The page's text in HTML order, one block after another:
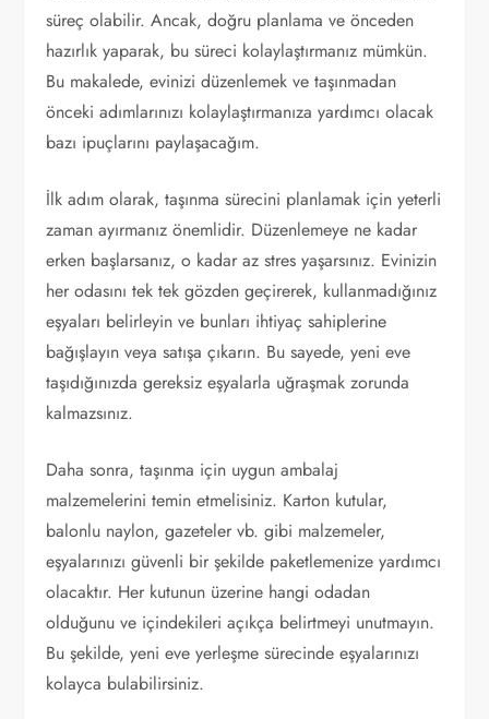
süreç olabilir. Ancak, doğru planlama ve önceden
hazırlık yaparak, bu süreci kolaylaştırmanız mümkün.
Bu makalede, evinizi düzenlemek ve taşınmadan
önceki adımlarınızı kolaylaştırmanıza yardımcı olacak
bazı ipuçlarını paylaşacağım.
İlk adım olarak, taşınma sürecini planlamak için yeterli
zaman ayırmanız önemlidir. Düzenlemeye ne kadar
erken başlarsanız, o kadar az stres yaşarsınız. Evinizin
her odasını tek tek gözden geçirerek, kullanmadığınız
eşyaları belirleyin ve bunları ihtiyaç sahiplerine
bağışlayın veya satışa çıkarın. Bu sayede, yeni eve
taşıdığınızda gereksiz eşyalarla uğraşmak zorunda
kalmazsınız.
Daha sonra, taşınma için uygun ambalaj
malzemelerini temin etmelisiniz. Karton kutular,
balonlu naylon, gazeteler vb. gibi malzemeler,
eşyalarınızı güvenli bir şekilde paketlemenize yardımcı
olacaktır. Her kutunun üzerine hangi odadan
olduğunu ve içindekileri açıkça belirtmeyi unutmayın.
Bu şekilde, yeni eve yerleşme sürecinde eşyalarınızı
kolayca bulabilirsiniz.